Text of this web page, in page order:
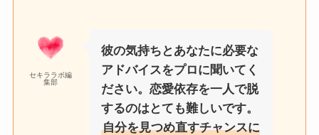
セキララボ編
集部
彼の気持ちとあなたに必要な
アドバイスをプロに聞いてく
ださい。恋愛依存を一人で脱
するのはとても難しいです。
自分を見つめ直すチャンスに